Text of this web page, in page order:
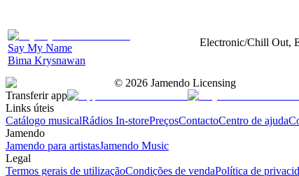
Say My Name
Bima Krysnawan
Electronic/Chill Out,
© 2026 Jamendo Licensing
Transferir app
Links úteis
Catálogo musicalRádios In-storePreçosContactoCentro de ajuda
Jamendo
Jamendo para artistasJamendo Music
Legal
Termos gerais de utilizaçãoCondições de vendaPolítica de